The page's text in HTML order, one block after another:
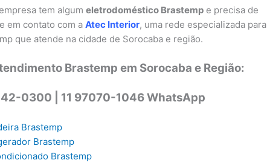
tem algumeletrodoméstico Brastemp e precisa de
em contato com aAtec Interior, uma rede especializada para
que atende na cidade de Sorocaba e região.
Brastemp em Sorocaba e Região:
0300 | 11 97070-1046 WhatsApp
Brastemp
Brastemp
Brastemp